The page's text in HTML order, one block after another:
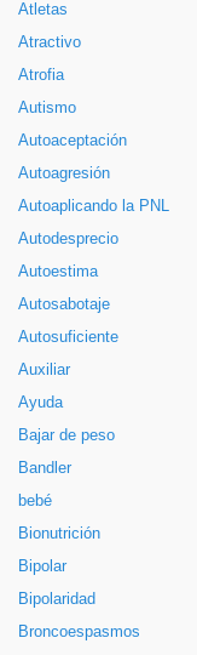
Atletas
Atractivo
Atrofia
Autismo
Autoaceptación
Autoagresión
Autoaplicando la PNL
Autodesprecio
Autoestima
Autosabotaje
Autosuficiente
Auxiliar
Ayuda
Bajar de peso
Bandler
bebé
Bionutrición
Bipolar
Bipolaridad
Broncoespasmos